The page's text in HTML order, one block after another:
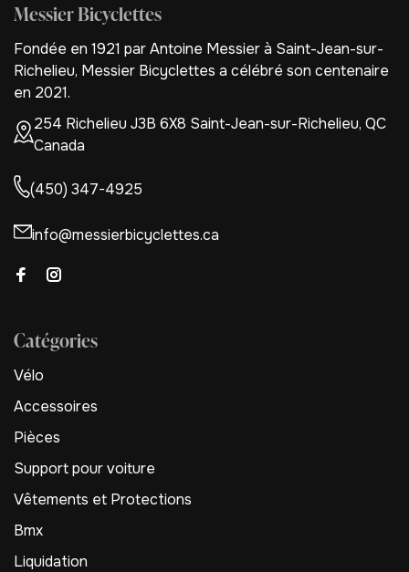
Messier Bicyclettes
Fondée en 1921 par Antoine Messier à Saint-Jean-sur-
Richelieu, Messier Bicyclettes a célébré son centenaire
en 2021.
254 Richelieu J3B 6X8 Saint-Jean-sur-Richelieu, QC
Canada
(450) 347-4925
info@messierbicyclettes.ca
Catégories
Vélo
Accessoires
Pièces
Support pour voiture
Vêtements et Protections
Bmx
Liquidation